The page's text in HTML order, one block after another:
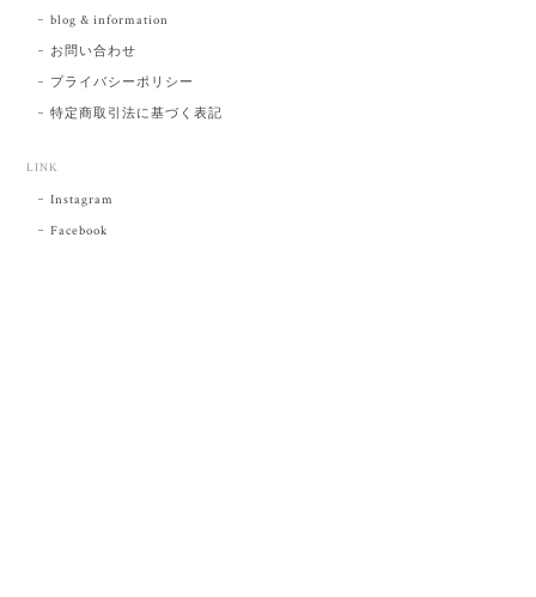
blog & information
お問い合わせ
プライバシーポリシー
特定商取引法に基づく表記
LINK
Instagram
Facebook